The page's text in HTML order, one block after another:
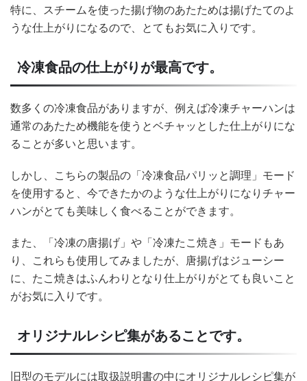
特に、スチームを使った揚げ物のあたためは揚げたてのよ
うな仕上がりになるので、とてもお気に入りです。
冷凍食品の仕上がりが最高です。
数多くの冷凍食品がありますが、例えば冷凍チャーハンは
通常のあたため機能を使うとベチャッとした仕上がりにな
ることが多いと思います。
しかし、こちらの製品の「冷凍食品パリッと調理」モード
を使用すると、今できたかのような仕上がりになりチャー
ハンがとても美味しく食べることができます。
また、「冷凍の唐揚げ」や「冷凍たこ焼き」モードもあ
り、これらも使用してみましたが、唐揚げはジューシー
に、たこ焼きはふんわりとなり仕上がりがとても良いこと
がお気に入りです。
オリジナルレシピ集があることです。
旧型のモデルには取扱説明書の中にオリジナルレシピ集が